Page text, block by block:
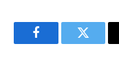
FacebookTwitter